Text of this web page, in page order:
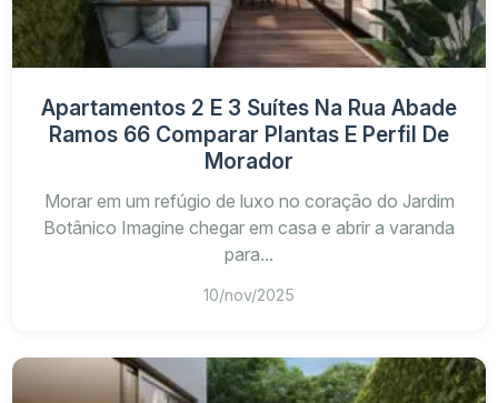
Apartamentos 2 E 3 Suítes Na Rua Abade
Ramos 66 Comparar Plantas E Perfil De
Morador
Morar em um refúgio de luxo no coração do Jardim
Botânico Imagine chegar em casa e abrir a varanda
para...
10/nov/2025